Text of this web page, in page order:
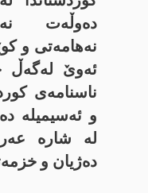
دەوڵەت
نەهامەتی و
ئەوێ لەگەڵ
ناسنامەی
و ئەسیمیلە
لە شارە
دەژیان و